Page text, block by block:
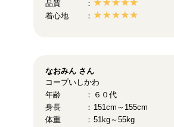
品質
着心地
なおみん さん
コープいしかわ
年齢
６０代
身長
151cm～155cm
体重
51kg～55kg